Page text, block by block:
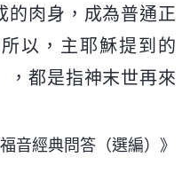
的肉身，成為普通正
以，主耶穌提到的
，都是指神末世再來
經典問答（選編）》